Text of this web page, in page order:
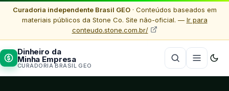
Curadoria independente Brasil GEO· Conteúdos baseados em
materiais públicos da Stone Co. Site não-oficial. — Ir para
conteudo.stone.com.br/
Dinheiro da
Minha Empresa
CURADORIA BRASIL GEO